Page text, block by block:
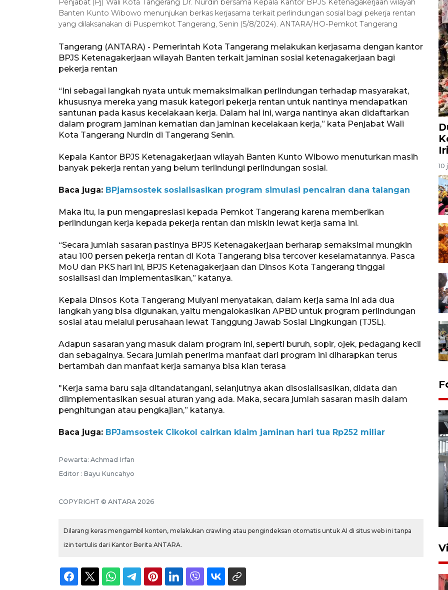
Penjabat (Pj) Wali Kota Tangerang Dr. Nurdin bersama Kepala Kantor BPJS Ketenagakerjaan wilayah
Banten Kunto Wibowo menunjukan berkas kerjasama terkait perlindungan sosial bagi pekerja rentan
yang dilaksanakan di Puspemkot Tangerang, Senin (5/8/2024). ANTARA/HO-Pemkot Tangerang
Tangerang (ANTARA) - Pemerintah Kota Tangerang melakukan kerjasama dengan kantor
BPJS Ketenagakerjaan wilayah Banten terkait jaminan sosial ketenagakerjaan bagi
pekerja rentan
“Ini sebagai langkah nyata untuk memaksimalkan perlindungan terhadap masyarakat,
khususnya mereka yang masuk kategori pekerja rentan untuk nantinya mendapatkan
santunan pada kasus kecelakaan kerja. Dalam hal ini, warga nantinya akan didaftarkan
dalam program jaminan kematian dan jaminan kecelakaan kerja,” kata Penjabat Wali
Kota Tangerang Nurdin di Tangerang Senin.
Kepala Kantor BPJS Ketenagakerjaan wilayah Banten Kunto Wibowo menuturkan masih
banyak pekerja rentan yang belum terlindungi perlindungan sosial.
Baca juga: BPjamsostek sosialisasikan program simulasi pencairan dana talangan
Maka itu, Ia pun mengapresiasi kepada Pemkot Tangerang karena memberikan
perlindungan kerja kepada pekerja rentan dan miskin lewat kerja sama ini.
“Secara jumlah sasaran pastinya BPJS Ketenagakerjaan berharap semaksimal mungkin
atau 100 persen pekerja rentan di Kota Tangerang bisa tercover keselamatannya. Pasca
MoU dan PKS hari ini, BPJS Ketenagakerjaan dan Dinsos Kota Tangerang tinggal
sosialisasi dan implementasikan,” katanya.
Kepala Dinsos Kota Tangerang Mulyani menyatakan, dalam kerja sama ini ada dua
langkah yang bisa digunakan, yaitu mengalokasikan APBD untuk program perlindungan
sosial atau melalui perusahaan lewat Tanggung Jawab Sosial Lingkungan (TJSL).
Adapun sasaran yang masuk dalam program ini, seperti buruh, sopir, ojek, pedagang kecil
dan sebagainya. Secara jumlah penerima manfaat dari program ini diharapkan terus
bertambah dan manfaat kerja samanya bisa kian terasa
"Kerja sama baru saja ditandatangani, selanjutnya akan disosialisasikan, didata dan
diimplementasikan sesuai aturan yang ada. Maka, secara jumlah sasaran masih dalam
penghitungan atau pengkajian,” katanya.
Baca juga: BPJamsostek Cikokol cairkan klaim jaminan hari tua Rp252 miliar
Pewarta: Achmad Irfan
Editor : Bayu Kuncahyo
COPYRIGHT © ANTARA 2026
Dilarang keras mengambil konten, melakukan crawling atau pengindeksan otomatis untuk AI di situs web ini tanpa
izin tertulis dari Kantor Berita ANTARA.
10